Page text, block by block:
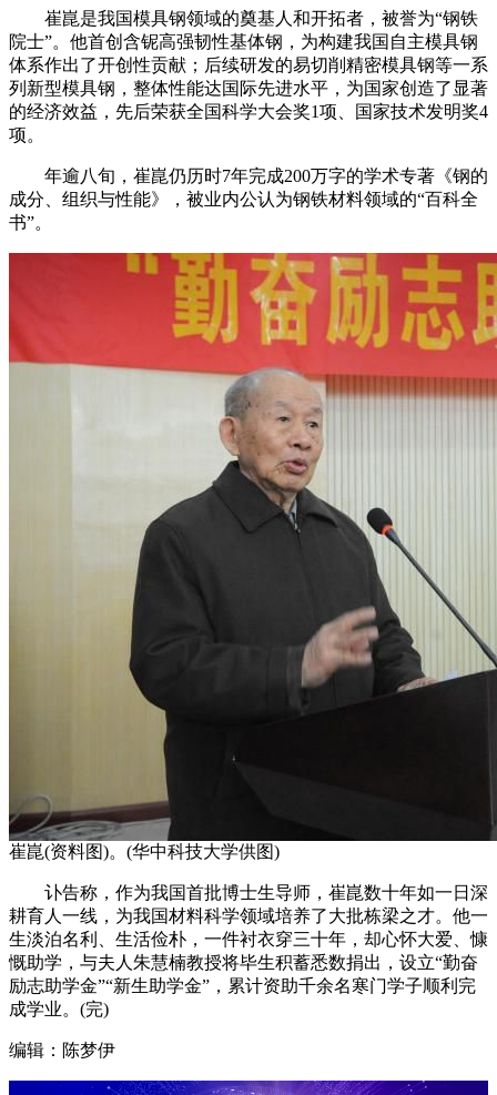
崔崑是我国模具钢领域的奠基人和开拓者，被誉为“钢铁
院士”。他首创含铌高强韧性基体钢，为构建我国自主模具钢
体系作出了开创性贡献；后续研发的易切削精密模具钢等一系
列新型模具钢，整体性能达国际先进水平，为国家创造了显著
的经济效益，先后荣获全国科学大会奖1项、国家技术发明奖4
项。
年逾八旬，崔崑仍历时7年完成200万字的学术专著《钢的
成分、组织与性能》，被业内公认为钢铁材料领域的“百科全
书”。
崔崑(资料图)。(华中科技大学供图)
讣告称，作为我国首批博士生导师，崔崑数十年如一日深
耕育人一线，为我国材料科学领域培养了大批栋梁之才。他一
生淡泊名利、生活俭朴，一件衬衣穿三十年，却心怀大爱、慷
慨助学，与夫人朱慧楠教授将毕生积蓄悉数捐出，设立“勤奋
励志助学金”“新生助学金”，累计资助千余名寒门学子顺利完
成学业。(完)
编辑：陈梦伊